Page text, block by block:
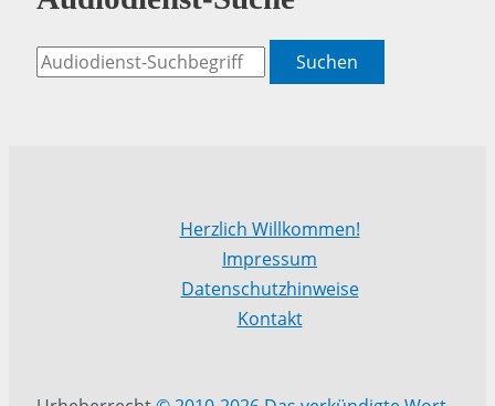
Suchen
Herzlich Willkommen!
Impressum
Datenschutzhinweise
Kontakt